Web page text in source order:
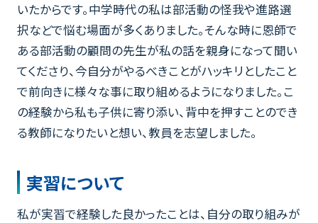
いたからです。中学時代の私は部活動の怪我や進路選
択などで悩む場面が多くありました。そんな時に恩師で
ある部活動の顧問の先生が私の話を親身になって聞い
てくださり、今自分がやるべきことがハッキリとしたこと
で前向きに様々な事に取り組めるようになりました。こ
の経験から私も子供に寄り添い、背中を押すことのでき
る教師になりたいと想い、教員を志望しました。
実習について
私が実習で経験した良かったことは、自分の取り組みが